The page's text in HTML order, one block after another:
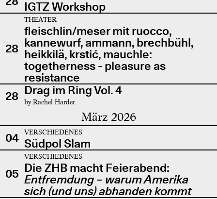
IGTZ Workshop
28
THEATER
fleischlin/meser mit ruocco,
kannewurf, ammann, brechbühl,
heikkilä, krstić, mauchle:
togetherness - pleasure as
resistance
28 Drag im Ring Vol. 4
by Rachel Harder
März 2026
04 VERSCHIEDENES
Südpol Slam
05
VERSCHIEDENES
Die ZHB macht Feierabend:
Entfremdung – warum Amerika
sich (und uns) abhanden kommt